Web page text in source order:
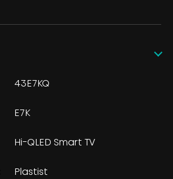
43E7KQ
E7K
Hi-QLED Smart TV
Plastist